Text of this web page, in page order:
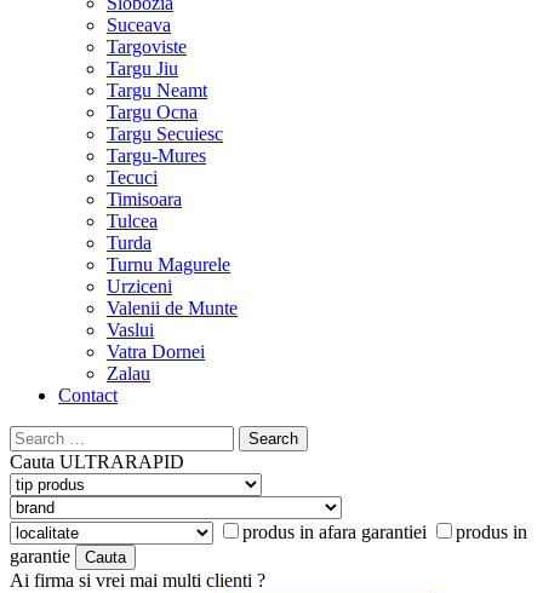
Suceava
Targoviste
Targu Jiu
Targu Neamt
Targu Ocna
Targu Secuiesc
Targu-Mures
Tecuci
Timisoara
Tulcea
Turda
Turnu Magurele
Urziceni
Valenii de Munte
Vaslui
Vatra Dornei
Zalau
Contact
Search
for:
Cauta ULTRARAPID
produs in afara garantiei
produs in
garantie
Ai firma si vrei mai multi clienti ?